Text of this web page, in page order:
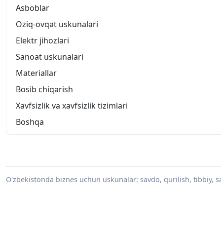
Asboblar
Oziq-ovqat uskunalari
Elektr jihozlari
Sanoat uskunalari
Materiallar
Bosib chiqarish
Xavfsizlik va xavfsizlik tizimlari
Boshqa
O'zbekistonda biznes uchun uskunalar: savdo, qurilish, tibbiy,